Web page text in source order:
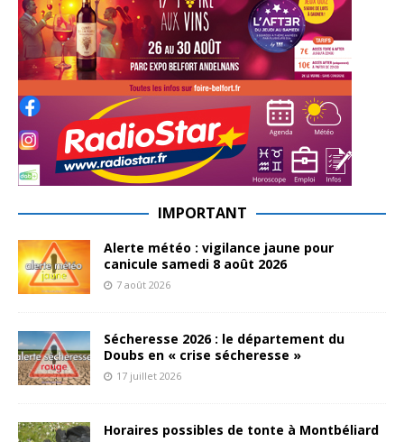
IMPORTANT
Alerte météo : vigilance jaune pour
canicule samedi 8 août 2026
7 août 2026
Sécheresse 2026 : le département du
Doubs en « crise sécheresse »
17 juillet 2026
Horaires possibles de tonte à Montbéliard